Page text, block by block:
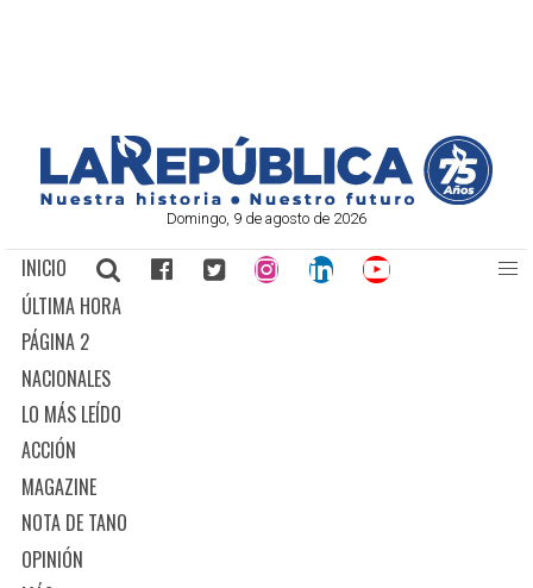
Domingo, 9 de agosto de 2026
INICIO
ÚLTIMA HORA
PÁGINA 2
NACIONALES
LO MÁS LEÍDO
ACCIÓN
MAGAZINE
NOTA DE TANO
OPINIÓN